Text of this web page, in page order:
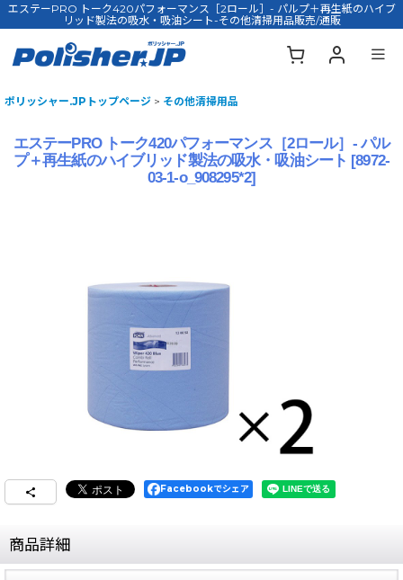
エステーPRO トーク420パフォーマンス［2ロール］- パルプ＋再生紙のハイブ
リッド製法の吸水・吸油シート-その他清掃用品販売/通販
ポリッシャー.JPトップページ > その他清掃用品
エステーPRO トーク420パフォーマンス［2ロール］- パル
プ＋再生紙のハイブリッド製法の吸水・吸油シート [8972-
03-1-o_908295*2]
Facebookでシェア
商品詳細